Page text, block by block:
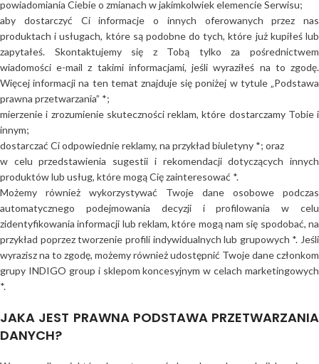
powiadomiania Ciebie o zmianach w jakimkolwiek elemencie Serwisu;
aby dostarczyć Ci informacje o innych oferowanych przez nas
produktach i usługach, które są podobne do tych, które już kupiłeś lub
zapytałeś. Skontaktujemy się z Tobą tylko za pośrednictwem
wiadomości e-mail z takimi informacjami, jeśli wyraziłeś na to zgodę.
Więcej informacji na ten temat znajduje się poniżej w tytule „Podstawa
prawna przetwarzania” *;
mierzenie i zrozumienie skuteczności reklam, które dostarczamy Tobie i
innym;
dostarczać Ci odpowiednie reklamy, na przykład biuletyny *; oraz
w celu przedstawienia sugestii i rekomendacji dotyczących innych
produktów lub usług, które mogą Cię zainteresować *.
Możemy również wykorzystywać Twoje dane osobowe podczas
automatycznego podejmowania decyzji i profilowania w celu
zidentyfikowania informacji lub reklam, które mogą nam się spodobać, na
przykład poprzez tworzenie profili indywidualnych lub grupowych *. Jeśli
wyrazisz na to zgodę, możemy również udostępnić Twoje dane członkom
grupy INDIGO group i sklepom koncesyjnym w celach marketingowych
*.
JAKA JEST PRAWNA PODSTAWA PRZETWARZANIA
DANYCH?